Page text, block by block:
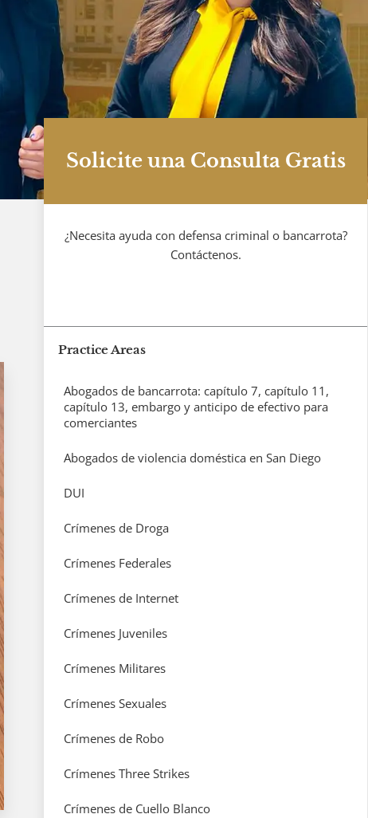
Solicite una Consulta Gratis
¿Necesita ayuda con defensa criminal o bancarrota?
Contáctenos.
Practice Areas
Abogados de bancarrota: capítulo 7, capítulo 11,
capítulo 13, embargo y anticipo de efectivo para
comerciantes
Abogados de violencia doméstica en San Diego
DUI
Crímenes de Droga
Crímenes Federales
Crímenes de Internet
Crímenes Juveniles
Crímenes Militares
Crímenes Sexuales
Crímenes de Robo
Crímenes Three Strikes
Crímenes de Cuello Blanco